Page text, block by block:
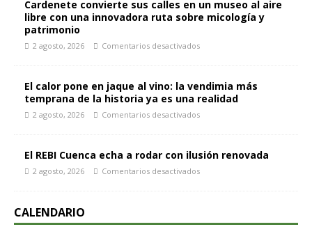
Cardenete convierte sus calles en un museo al aire
libre con una innovadora ruta sobre micología y
patrimonio
2 agosto, 2026 Comentarios desactivados
El calor pone en jaque al vino: la vendimia más
temprana de la historia ya es una realidad
2 agosto, 2026 Comentarios desactivados
El REBI Cuenca echa a rodar con ilusión renovada
2 agosto, 2026 Comentarios desactivados
CALENDARIO